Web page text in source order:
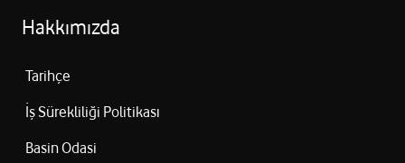
Hakkımızda
Tarihçe
İş Sürekliliği Politikası
Basin Odasi